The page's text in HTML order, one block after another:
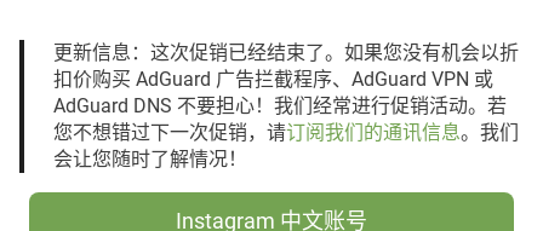
更新信息：这次促销已经结束了。如果您没有机会以折
扣价购买 AdGuard 广告拦截程序、AdGuard VPN 或
AdGuard DNS 不要担心！我们经常进行促销活动。若
您不想错过下一次促销，请订阅我们的通讯信息。我们
会让您随时了解情况！
Instagram 中文账号